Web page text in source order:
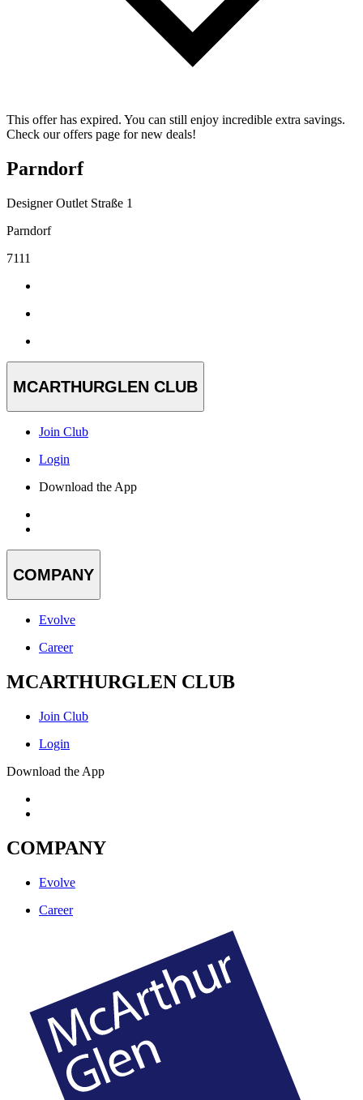
This offer has expired. You can still enjoy incredible extra savings.
Check our offers page for new deals!
Parndorf
Designer Outlet Straße 1
Parndorf
7111
MCARTHURGLEN CLUB
Join Club
Login
Download the App
COMPANY
Evolve
Career
MCARTHURGLEN CLUB
Join Club
Login
Download the App
COMPANY
Evolve
Career